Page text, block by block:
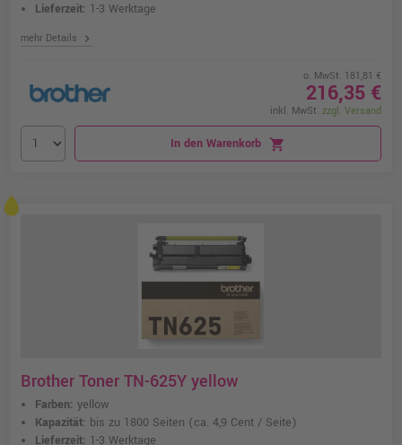
Lieferzeit: 1-3 Werktage
mehr Details chevron_right
o. MwSt. 181,81 €
216,35 €
inkl. MwSt. zzgl. Versand
In den Warenkorb shopping_cart
Brother Toner TN-625Y yellow
Farben: yellow
Kapazität: bis zu 1800 Seiten (ca. 4,9 Cent / Seite)
Lieferzeit: 1-3 Werktage